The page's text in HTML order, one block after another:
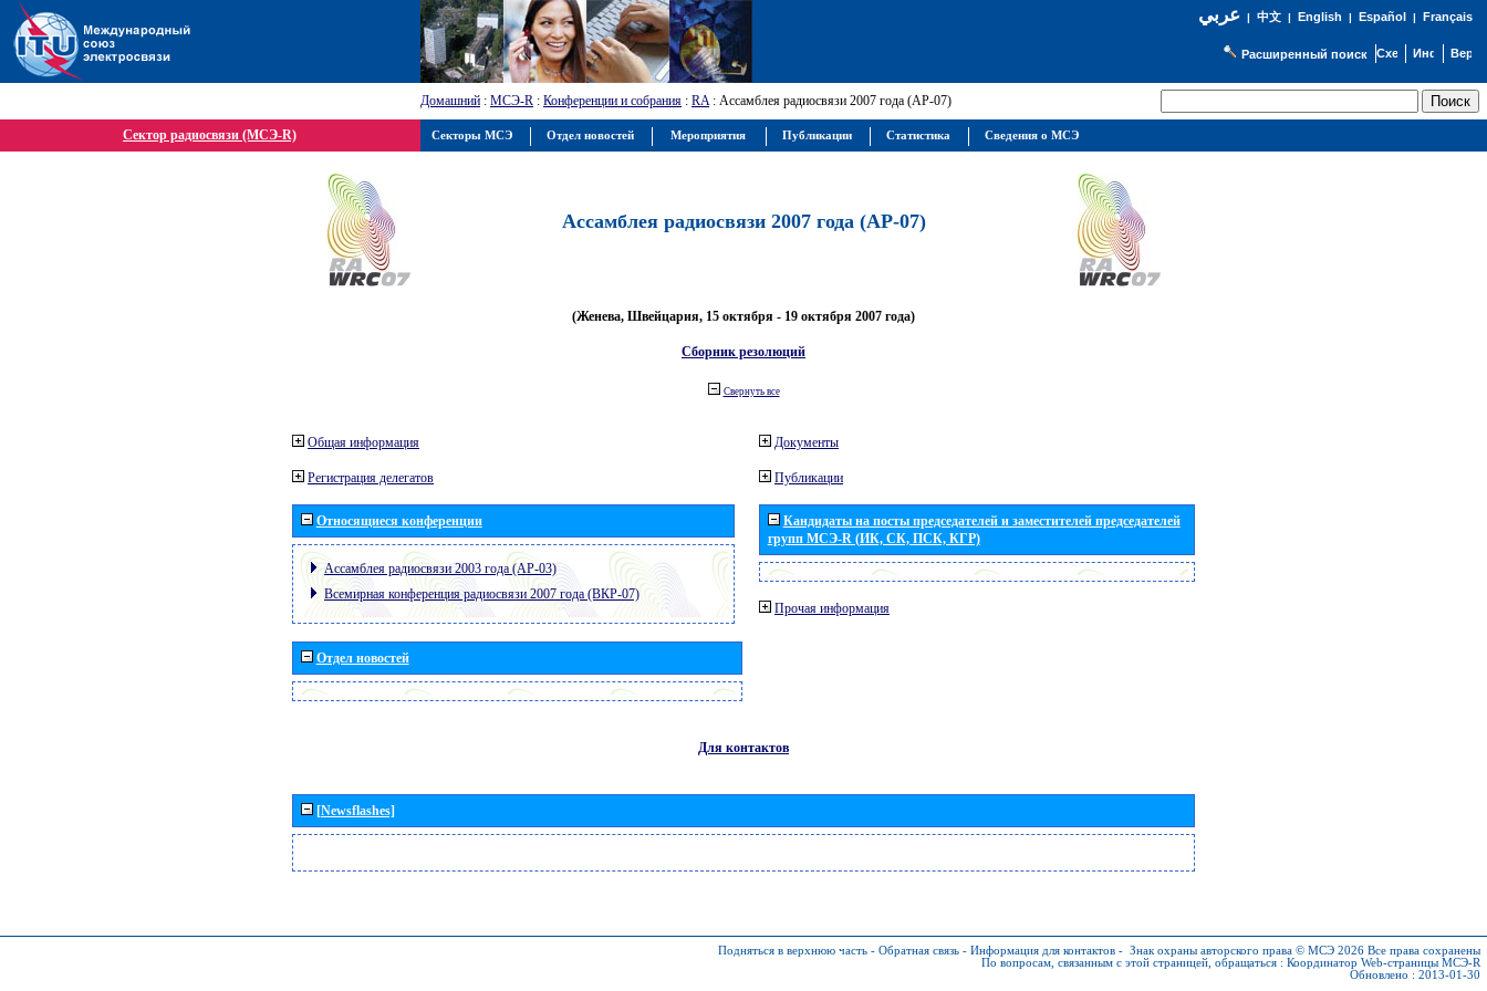
عربي| 中文| English | Español | Français
Расширенный поиск
Домашний : МСЭ-R : Конференции и собрания : RA: Ассамблея радиосвязи 2007 года (АР-07)
Сектор радиосвязи (МСЭ-R)
Ассамблея радиосвязи 2007 года (АР-07)
(Женева, Швейцария, 15 октября - 19 октября 2007 года)
Сборник резолюций
Свернуть все
Общая информация
Регистрация делегатов
Относящиеся конференции
Ассамблея радиосвязи 2003 года (АР-03)
Всемирная конференция радиосвязи 2007 года (ВКР-07)
Отдел новостей
Документы
Публикации
Кандидаты на посты председателей и заместителей председателей
групп МСЭ-R (ИК, СК, ПСК, КГР)
Прочая информация
Для контактов
[Newsflashes]
Подняться в верхнюю часть - Обратная связь - Информация для контактов - Знак охраны авторского права © МСЭ 2026 Все права сохранены
По вопросам, связанным с этой страницей, обращаться : Координатор Web-страницы МСЭ-R
Обновлено : 2013-01-30
Секторы МСЭ Отдел новостей Мероприятия Публикации Статистика Сведения о МСЭ